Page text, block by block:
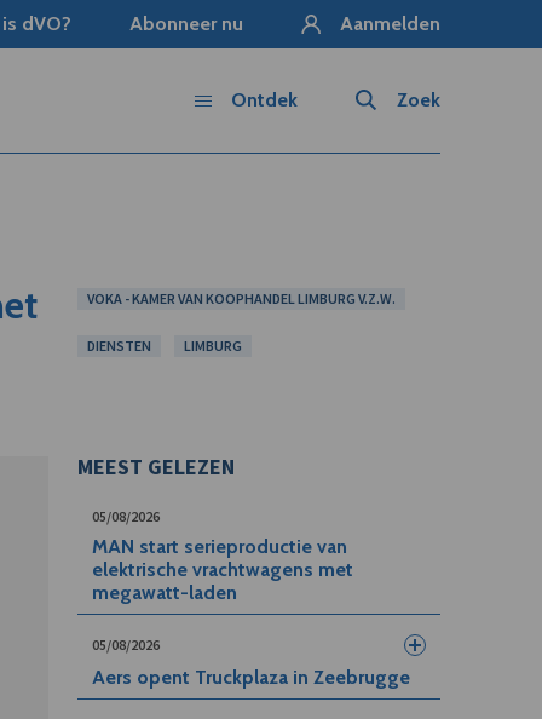
dVO? Abonneer nu Aanmelden
Zoek
Ontdek
VOKA - KAMER VAN KOOPHANDEL LIMBURG V.Z.W.
DIENSTEN LIMBURG
MEEST GELEZEN
05/08/2026
MAN start serieproductie van
elektrische vrachtwagens met
megawatt-laden
05/08/2026
Aers opent Truckplaza in Zeebrugge